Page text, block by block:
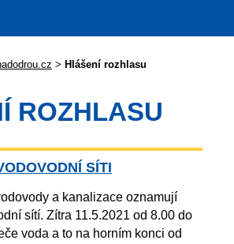
> Hlášení rozhlasu
ROZHLASU
SÍTI
a kanalizace oznamují
sítí. Zítra 11.5.2021 od 8.00 do
voda a to na horním konci od